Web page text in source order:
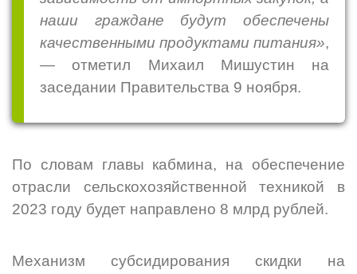
наши граждане будут обеспечены
качественными продуктами питания»,
— отметил Михаил Мишустин на
заседании Правительства 9 ноября.
По словам главы кабмина, на обеспечение
отрасли сельскохозяйственной техникой в
2023 году будет направлено 8 млрд рублей.
Механизм субсидирования скидки на